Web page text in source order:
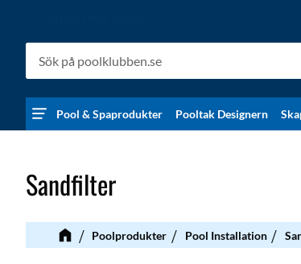
Pool & Spaprodukter Pooltak Designern
Sandfilter
Poolprodukter Pool Installation